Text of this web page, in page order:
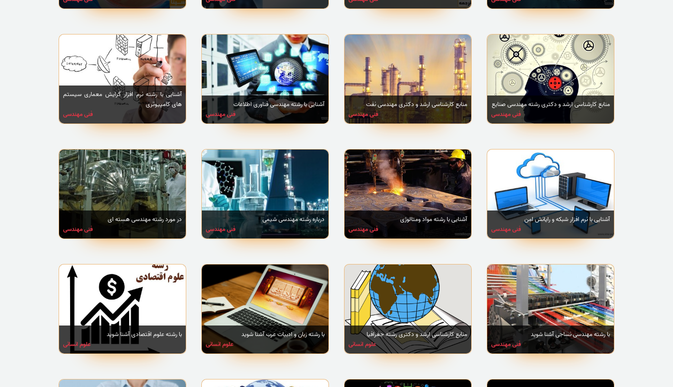
منابع کارشناسی ارشد و دکتری رشته مهندسی صنایع
فنی مهندسی
منابع کارشناسی ارشد و دکتری مهندسی نفت
فنی مهندسی
آشنایی با رشته مهندسی فناوری اطلاعات
فنی مهندسی
آشنایی با رشته نرم افزار گرایش معماری سیستم
های کامپیوتری
فنی مهندسی
آشنایی با نرم افزار شبکه و رایانش امن
فنی مهندسی
آشنایی با رشته مواد ومتالوژی
فنی مهندسی
درباره رشته مهندسی شیمی
فنی مهندسی
در مورد رشته مهندسی هسته ای
فنی مهندسی
با رشته مهندسی نساجی آشنا شوید
فنی مهندسی
منابع کارشناسی ارشد و دکتری رشته جغرافیا
علوم انسانی
با رشته زبان و ادبیات عرب آشنا شوید
علوم انسانی
با رشته علوم اقتصادی آشنا شوید
علوم انسانی